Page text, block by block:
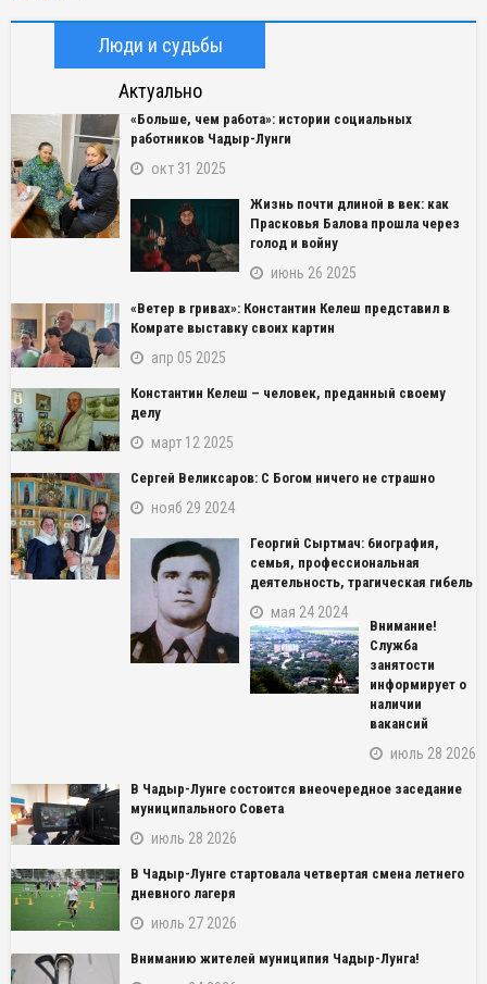
Люди и судьбы
Актуально
«Больше, чем работа»: истории социальных
работников Чадыр-Лунги
окт 31 2025
Жизнь почти длиной в век: как
Прасковья Балова прошла через
голод и войну
июнь 26 2025
«Ветер в гривах»: Константин Келеш представил в
Комрате выставку своих картин
апр 05 2025
Константин Келеш – человек, преданный своему
делу
март 12 2025
Сергей Великсаров: С Богом ничего не страшно
нояб 29 2024
Георгий Сыртмач: биография,
семья, профессиональная
деятельность, трагическая гибель
мая 24 2024
Внимание!
Служба
занятости
информирует о
наличии
вакансий
июль 28 2026
В Чадыр-Лунге состоится внеочередное заседание
муниципального Совета
июль 28 2026
В Чадыр-Лунге стартовала четвертая смена летнего
дневного лагеря
июль 27 2026
Вниманию жителей муниципия Чадыр-Лунга!